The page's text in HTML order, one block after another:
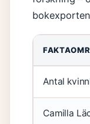
Antal
Camilla